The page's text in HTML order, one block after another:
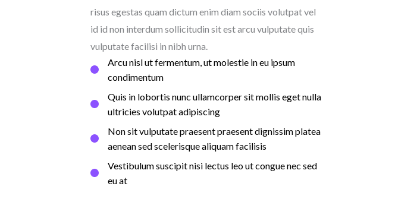
risus egestas quam dictum enim diam sociis volutpat vel
id id non interdum sollicitudin sit est arcu vulputate quis
vulputate facilisi in nibh urna.
Arcu nisl ut fermentum, ut molestie in eu ipsum
condimentum​
Quis in lobortis nunc ullamcorper sit mollis eget nulla
ultricies volutpat adipiscing​
Non sit vulputate praesent praesent dignissim platea
aenean sed scelerisque aliquam facilisis​
Vestibulum suscipit nisi lectus leo ut congue nec sed
eu at​